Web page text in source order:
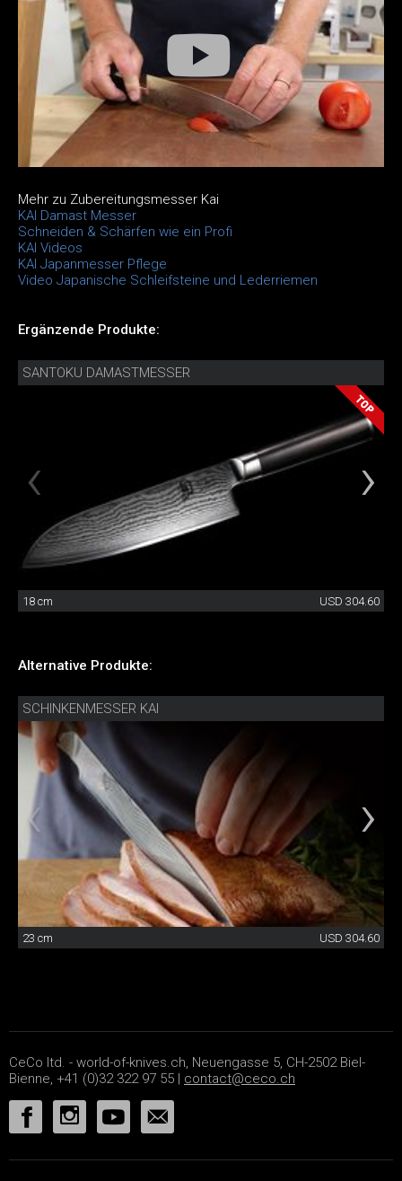
Mehr zu Zubereitungsmesser Kai
KAI Damast Messer
Schneiden & Schärfen wie ein Profi
KAI Videos
KAI Japanmesser Pflege
Video Japanische Schleifsteine und Lederriemen
Ergänzende Produkte:
SANTOKU DAMASTMESSER
18 cm USD 304.60
Alternative Produkte:
SCHINKENMESSER KAI
23 cm USD 304.60
CeCo ltd. - world-of-knives.ch, Neuengasse 5, CH-2502 Biel-
Bienne, +41 (0)32 322 97 55 | contact@ceco.ch